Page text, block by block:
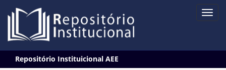
navigation
Repositório Instituicional AEE